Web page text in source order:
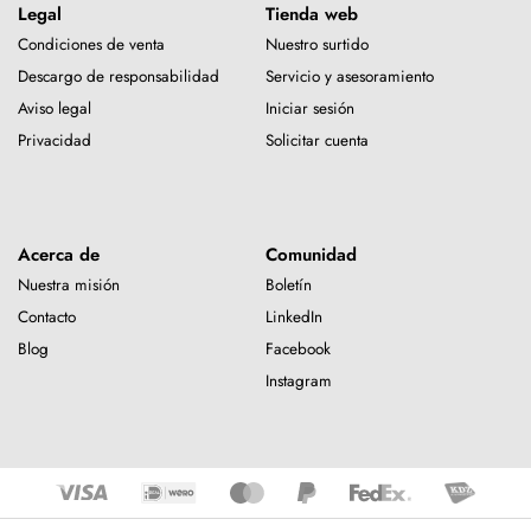
Legal
Condiciones de venta
Descargo de responsabilidad
Aviso legal
Privacidad
Tienda web
Nuestro surtido
Servicio y asesoramiento
Iniciar sesión
Solicitar cuenta
Acerca de
Nuestra misión
Contacto
Blog
Comunidad
Boletín
LinkedIn
Facebook
Instagram